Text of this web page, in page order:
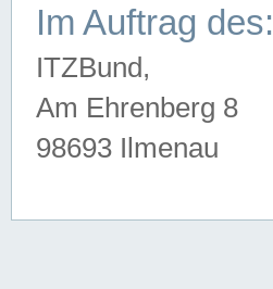
Im Auftrag des:
ITZBund,
Am Ehrenberg 8
98693 Ilmenau